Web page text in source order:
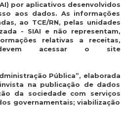
por aplicativos desenvolvidos
aos dados. As informações
ao TCE/RN, pelas unidades
- SIAI e não representam,
relativas a receitas,
acessar o site
Pública”, elaborada
na publicação de dados
da sociedade com serviços
governamentais; viabilização